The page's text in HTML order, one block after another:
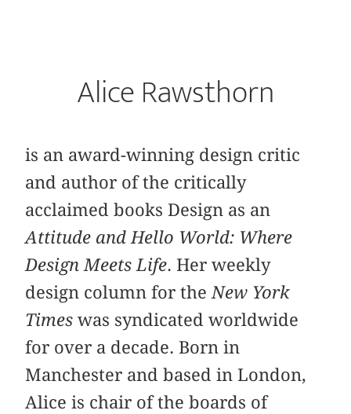
Alice Rawsthorn
is an award-winning design critic
and author of the critically
acclaimed books Design as an
Attitude and Hello World: Where
Design Meets Life. Her weekly
design column for the New York
Times was syndicated worldwide
for over a decade. Born in
Manchester and based in London,
Alice is chair of the boards of